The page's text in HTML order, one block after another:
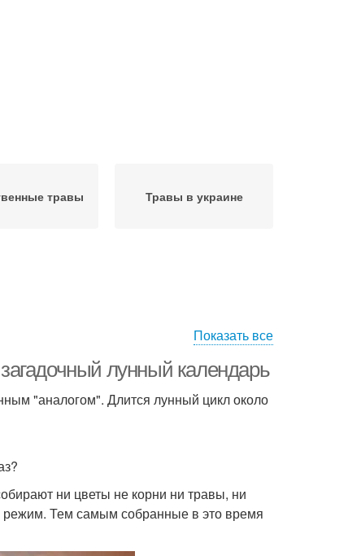
травы Травы в украине
Показать все
лунный календарь
"аналогом". Длится лунный цикл около
ни цветы не корни ни травы, ни
режим. Тем самым собранные в это время